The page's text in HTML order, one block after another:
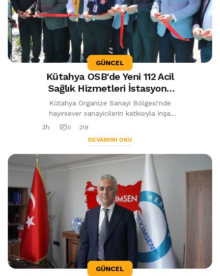
GÜNCEL
Kütahya OSB'de Yeni 112 Acil
Sağlık Hizmetleri İstasyonu
Hizmete Açıldı
Kütahya Organize Sanayi Bölgesi'nde
hayırsever sanayicilerin katkısıyla inşa
edilen 112 Acil Sağlık Hizmetleri İstasyonu
3h 0
219
DEVAMINI OKU
GÜNCEL